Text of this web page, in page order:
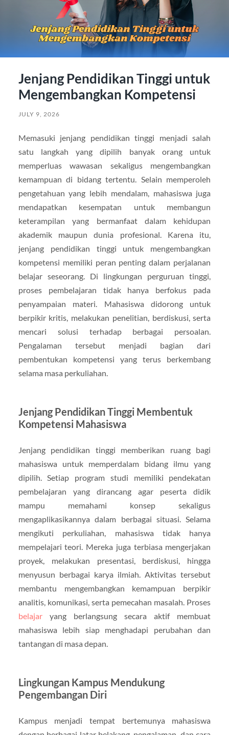
Jenjang Pendidikan Tinggi untuk
Mengembangkan Kompetensi
JULY 9, 2026
Memasuki jenjang pendidikan tinggi menjadi salah
satu langkah yang dipilih banyak orang untuk
memperluas wawasan sekaligus mengembangkan
kemampuan di bidang tertentu. Selain memperoleh
pengetahuan yang lebih mendalam, mahasiswa juga
mendapatkan kesempatan untuk membangun
keterampilan yang bermanfaat dalam kehidupan
akademik maupun dunia profesional. Karena itu,
jenjang pendidikan tinggi untuk mengembangkan
kompetensi memiliki peran penting dalam perjalanan
belajar seseorang. Di lingkungan perguruan tinggi,
proses pembelajaran tidak hanya berfokus pada
penyampaian materi. Mahasiswa didorong untuk
berpikir kritis, melakukan penelitian, berdiskusi, serta
mencari solusi terhadap berbagai persoalan.
Pengalaman tersebut menjadi bagian dari
pembentukan kompetensi yang terus berkembang
selama masa perkuliahan.
Jenjang Pendidikan Tinggi Membentuk
Kompetensi Mahasiswa
Jenjang pendidikan tinggi memberikan ruang bagi
mahasiswa untuk memperdalam bidang ilmu yang
dipilih. Setiap program studi memiliki pendekatan
pembelajaran yang dirancang agar peserta didik
mampu memahami konsep sekaligus
mengaplikasikannya dalam berbagai situasi. Selama
mengikuti perkuliahan, mahasiswa tidak hanya
mempelajari teori. Mereka juga terbiasa mengerjakan
proyek, melakukan presentasi, berdiskusi, hingga
menyusun berbagai karya ilmiah. Aktivitas tersebut
membantu mengembangkan kemampuan berpikir
analitis, komunikasi, serta pemecahan masalah. Proses
belajaryang berlangsung secara aktif membuat
mahasiswa lebih siap menghadapi perubahan dan
tantangan di masa depan.
Lingkungan Kampus Mendukung
Pengembangan Diri
Kampus menjadi tempat bertemunya mahasiswa